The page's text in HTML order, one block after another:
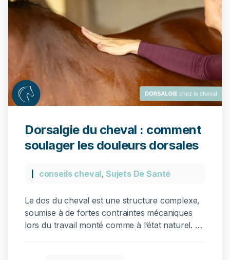
Dorsalgie du cheval : comment
soulager les douleurs dorsales
conseils cheval, Sujets De Santé
Le dos du cheval est une structure complexe,
soumise à de fortes contraintes mécaniques
lors du travail monté comme à l’état naturel. La